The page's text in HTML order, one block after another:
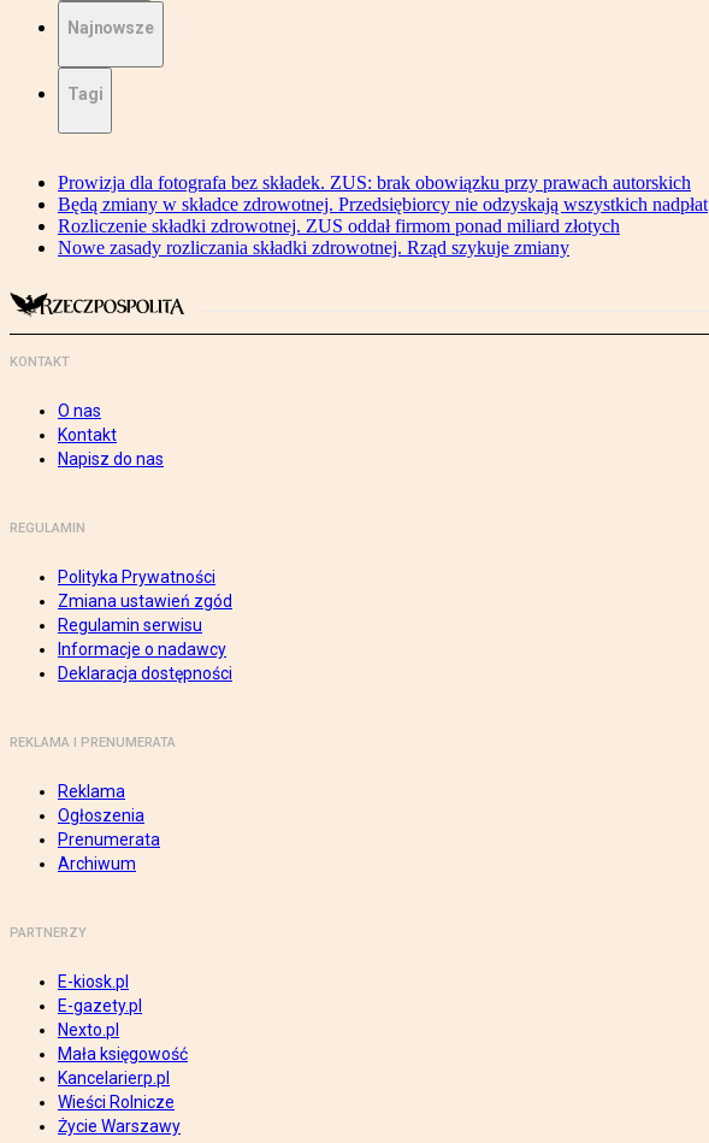
Najnowsze
Tagi
Prowizja dla fotografa bez składek. ZUS: brak obowiązku przy prawach autorskich
Będą zmiany w składce zdrowotnej. Przedsiębiorcy nie odzyskają wszystkich nadpłat
Rozliczenie składki zdrowotnej. ZUS oddał firmom ponad miliard złotych
Nowe zasady rozliczania składki zdrowotnej. Rząd szykuje zmiany
KONTAKT
O nas
Kontakt
Napisz do nas
REGULAMIN
Polityka Prywatności
Zmiana ustawień zgód
Regulamin serwisu
Informacje o nadawcy
Deklaracja dostępności
REKLAMA I PRENUMERATA
Reklama
Ogłoszenia
Prenumerata
Archiwum
PARTNERZY
E-kiosk.pl
E-gazety.pl
Nexto.pl
Mała księgowość
Kancelarierp.pl
Wieści Rolnicze
Życie Warszawy